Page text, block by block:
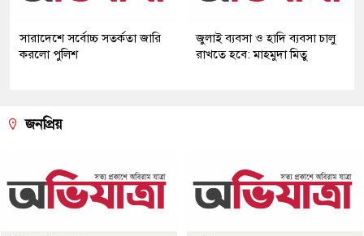
সারাদেশে সর্বোচ্চ সতর্কতা জারি
করলো পুলিশ
জুলাই ব্যবসা ও হাদি ব্যবসা চালু
রাখতে হবে: মাহমুদা মিতু
জনপ্রিয়